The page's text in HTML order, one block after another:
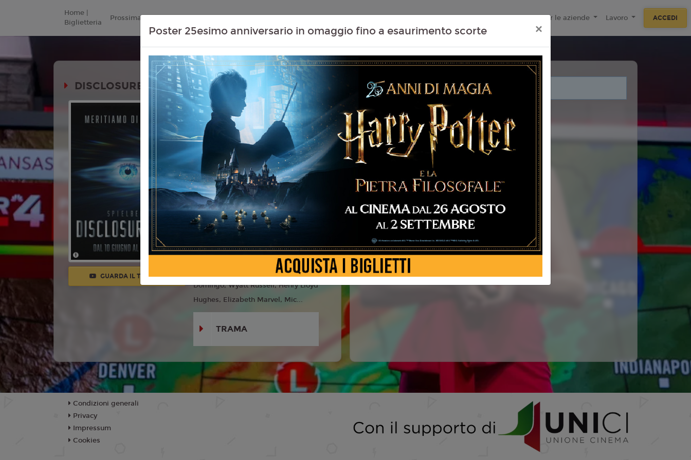
Home |
Biglietteria
Prossimamente Listino Prezzi Contenuti Extra Proiezioni Scolastiche Eventi Passati Tecnologie F.A.Q Per le aziende Lavoro ACCEDI
DISCLOSURE DAY
GUARDA IL TRAILER
Durata: 146 min
Genere: Fantascienza, Thriller,
Mistero
Lingua:Italiano
EtàT
Regia:Steven Spielberg
Con:Emily Blunt, Josh O'connor,
Colin Firth, Eve Hewson, Colman
Domingo, Wyatt Russell, Henry Lloyd
Hughes, Elizabeth Marvel, Mic...
TRAMA
Non ci sono spettacoli legati a questo evento.
Poster 25esimo anniversario in omaggio fino a esaurimento scorte ×
Condizioni generali
Privacy
Impressum
Cookies